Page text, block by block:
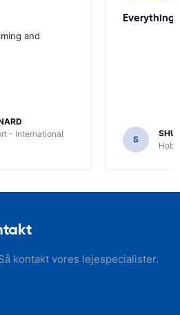
and
- International
Everything
S
kontakt vores lejespecialister.